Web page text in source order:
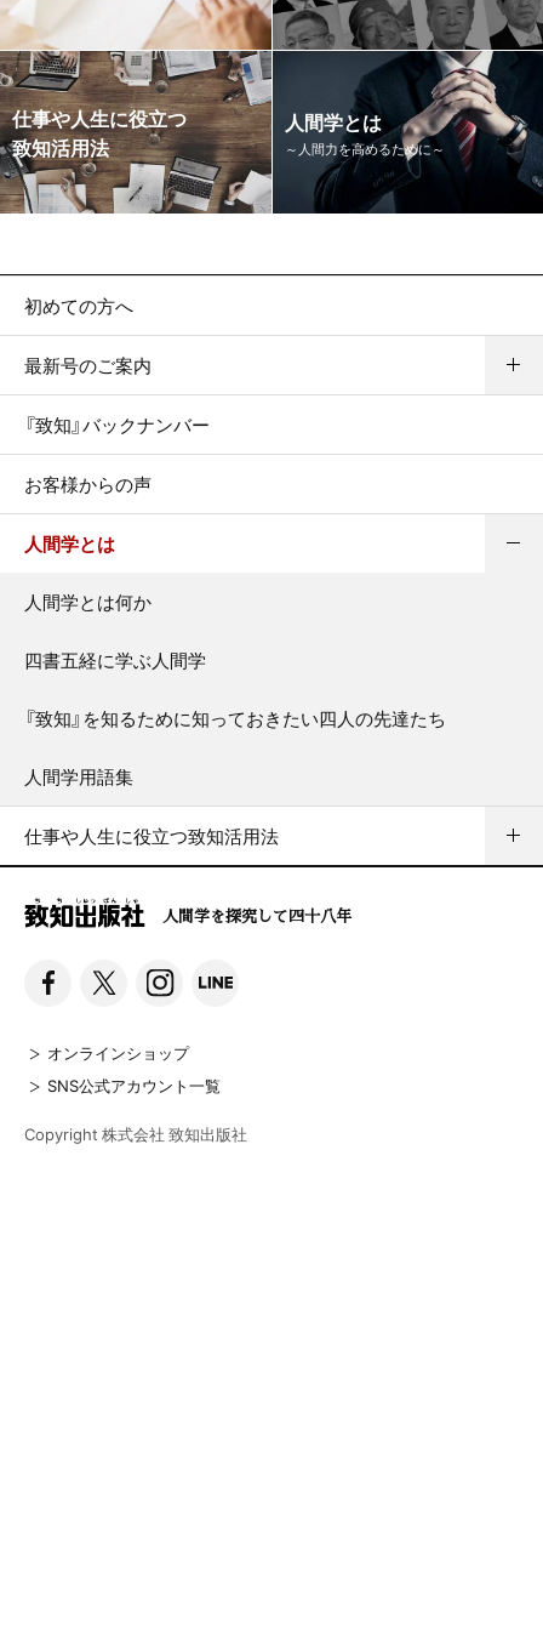
仕事や人生に役立つ
致知活用法
人間学とは
～人間力を高めるために～
初めての方へ
最新号のご案内
『致知』バックナンバー
お客様からの声
人間学とは
人間学とは何か
四書五経に学ぶ人間学
『致知』を知るために知っておきたい四人の先達たち
人間学用語集
仕事や人生に役立つ致知活用法
人間学を探究して四十八年
オンラインショップ
SNS公式アカウント一覧
Copyright 株式会社 致知出版社